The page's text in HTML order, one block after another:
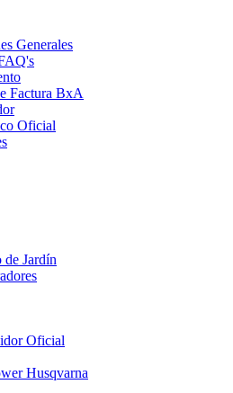
Generales
Factura BxA
Oficial
Jardín
Oficial
Husqvarna